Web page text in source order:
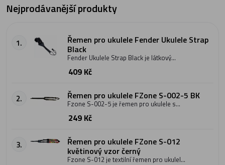
Nejprodávanější produkty
1. Řemen pro ukulele Fender Ukulele Strap
Black
Fender Ukulele Strap Black je látkový
nastavit v rozmezí 24 až 33" (60,9 - 81,3
9209940000.
409 Kč
2. Řemen pro ukulele FZone S-002-5 BK
Fzone S-002-5 je řemen pro ukulele s
řemenu je 2,5 cm. Délku lze nastavit
plastový háček.
249 Kč
3. Řemen pro ukulele FZone S-012
květinový vzor černý
Fzone S-012 je textilní řemen pro ukulele